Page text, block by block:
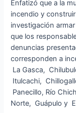
Enfatizó que a la
incendio y
investigación
que los
denuncias
corresponden a
La Gasca,
Itulcachi,
Panecillo, Río
Norte, Guápulo y